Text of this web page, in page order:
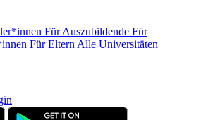
Für Auszubildende Für
Für Eltern Alle Universitäten